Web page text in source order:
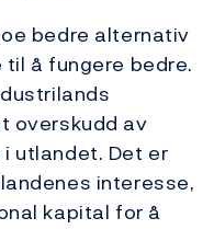
bedre alternativ
å fungere bedre.
overskudd av
utlandet. Det er
interesse,
kapital for å